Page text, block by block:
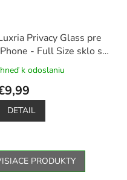
Privacy Glass pre
- Full Size sklo s
súkromia
hodnotenie
k odoslaniu
DETAIL
PRODUKTY